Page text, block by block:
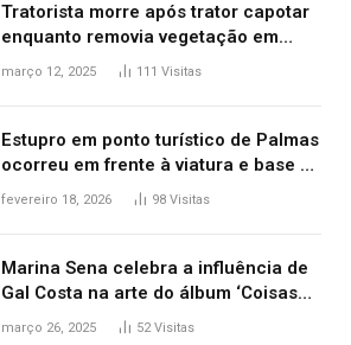
Tratorista morre após trator capotar
enquanto removia vegetação em
ribanceira de rodovia
março 12, 2025 111 Visitas
Estupro em ponto turístico de Palmas
ocorreu em frente à viatura e base de
segurança; polícia investiga
fevereiro 18, 2026 98 Visitas
Marina Sena celebra a influência de
Gal Costa na arte do álbum ‘Coisas
naturais’
março 26, 2025 52Visitas